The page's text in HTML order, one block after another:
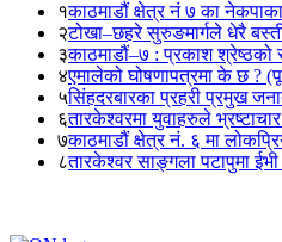
१काठमाडौं क्षेत्र नं ७ का
२टोखा–छहरे सुरुङमार्गले धेरै
३काठमाडौं–७ : प्रकाश
४एमालेको घोषणापत्रमा के छ ?
५सिंहदरबारका प्रहरी प्रमुख
६तारकेश्वरमा युवाहरुले
७काठमाडौं क्षेत्र नं. ६ मा
८तारकेश्वर साङ्गला पटापुमा